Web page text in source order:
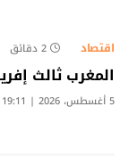
اقتصاد 2 دقائق
المغرب ثالث
5 أغسطس، 2026 | 19:11